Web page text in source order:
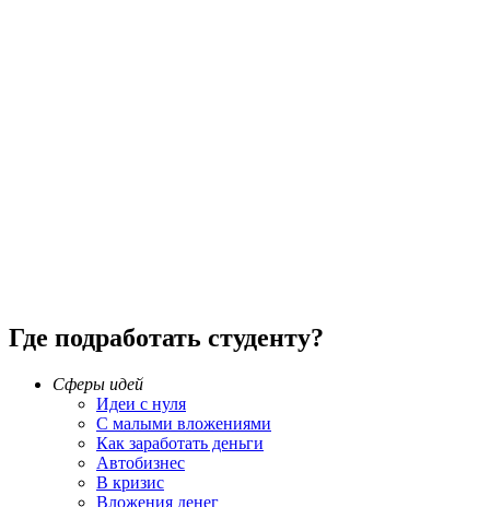
Где подработать студенту?
Сферы идей
Идеи с нуля
С малыми вложениями
Как заработать деньги
Автобизнес
В кризис
Вложения денег